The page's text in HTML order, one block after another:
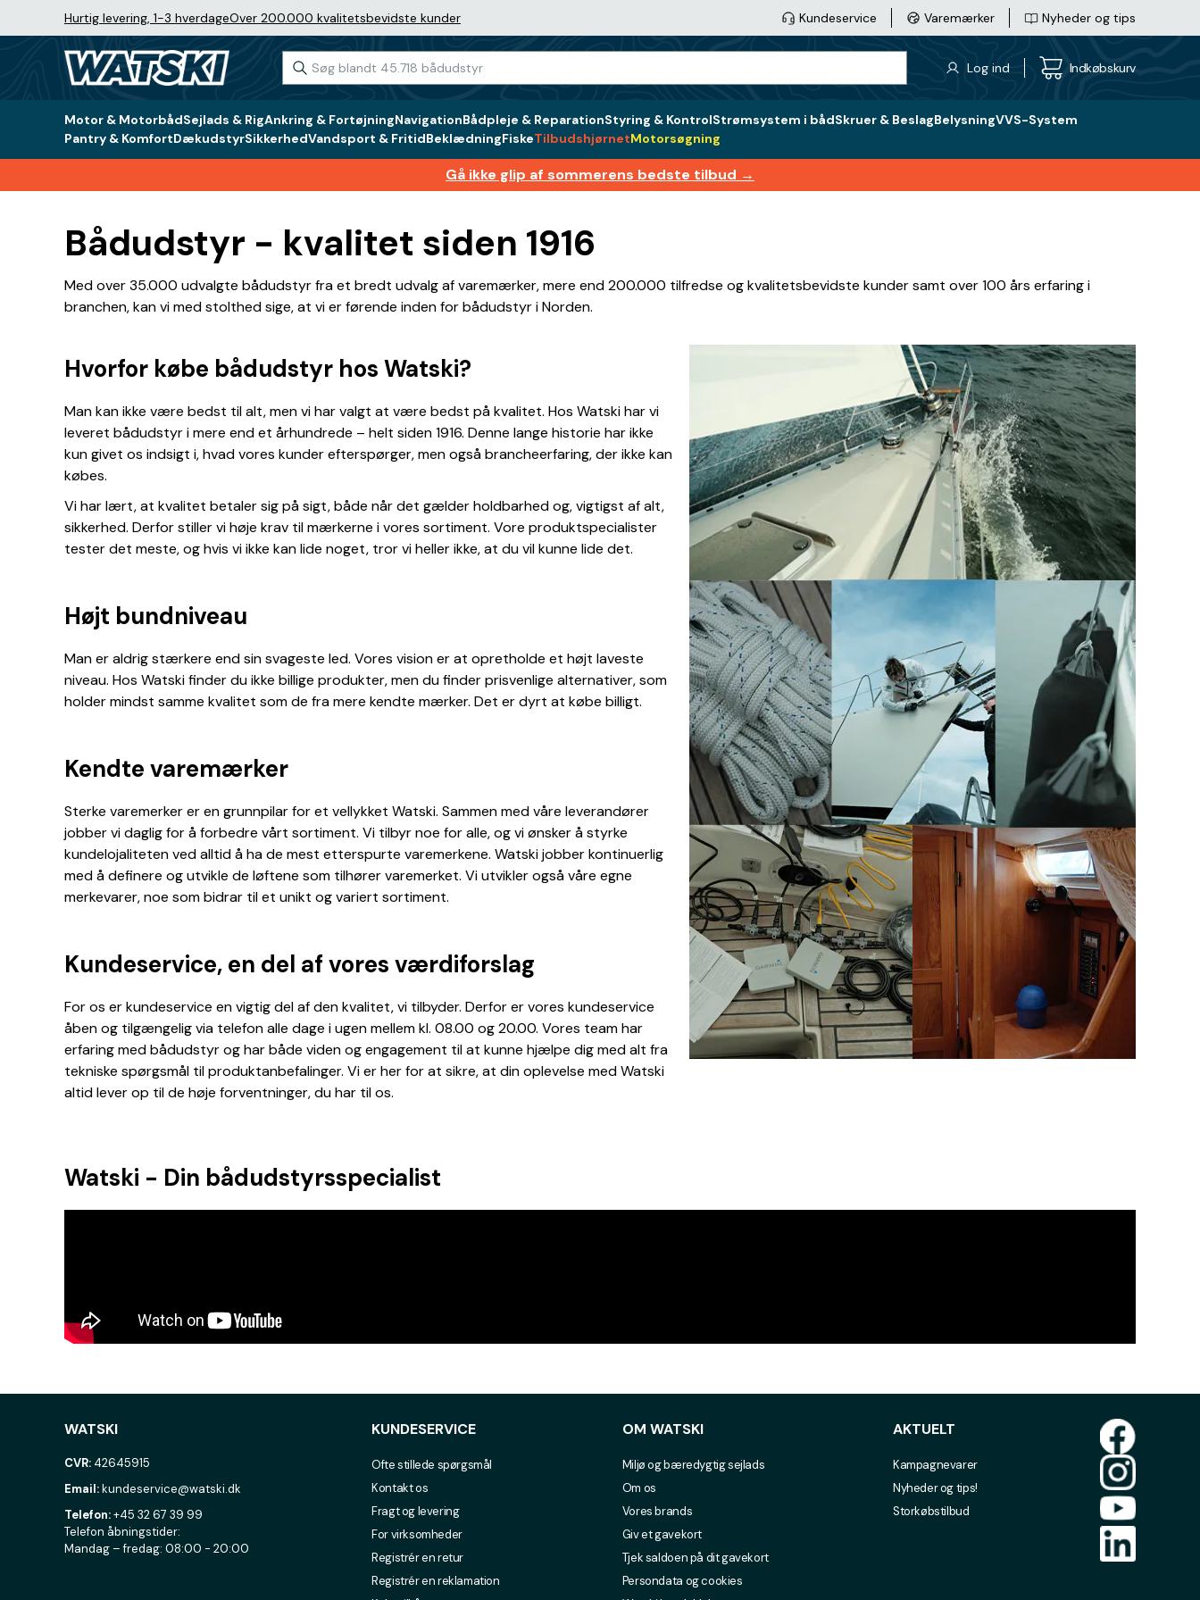
Hurtig levering, 1-3 hverdageOver 200.000 kvalitetsbevidste kunder Kundeservice Varemærker Nyheder og tips
Log ind Indkøbskurv
Motor & MotorbådSejlads & RigAnkring & FortøjningNavigationBådpleje & ReparationStyring & KontrolStrømsystem i bådSkruer & BeslagBelysningVVS-System
Pantry & KomfortDækudstyrSikkerhedVandsport & FritidBeklædningFiskeTilbudshjørnetMotorsøgning
Gå ikke glip af sommerens bedste tilbud →
Bådudstyr - kvalitet siden 1916
Med over 35.000 udvalgte bådudstyr fra et bredt udvalg af varemærker, mere end 200.000 tilfredse og kvalitetsbevidste kunder samt over 100 års erfaring i
branchen, kan vi med stolthed sige, at vi er førende inden for bådudstyr i Norden.
Hvorfor købe bådudstyr hos Watski?
Man kan ikke være bedst til alt, men vi har valgt at være bedst på kvalitet. Hos Watski har vi
leveret bådudstyr i mere end et århundrede – helt siden 1916. Denne lange historie har ikke
kun givet os indsigt i, hvad vores kunder efterspørger, men også brancheerfaring, der ikke kan
købes.
Vi har lært, at kvalitet betaler sig på sigt, både når det gælder holdbarhed og, vigtigst af alt,
sikkerhed. Derfor stiller vi høje krav til mærkerne i vores sortiment. Vore produktspecialister
tester det meste, og hvis vi ikke kan lide noget, tror vi heller ikke, at du vil kunne lide det.
Højt bundniveau
Man er aldrig stærkere end sin svageste led. Vores vision er at opretholde et højt laveste
niveau. Hos Watski finder du ikke billige produkter, men du finder prisvenlige alternativer, som
holder mindst samme kvalitet som de fra mere kendte mærker. Det er dyrt at købe billigt.
Kendte varemærker
Sterke varemerker er en grunnpilar for et vellykket Watski. Sammen med våre leverandører
jobber vi daglig for å forbedre vårt sortiment. Vi tilbyr noe for alle, og vi ønsker å styrke
kundelojaliteten ved alltid å ha de mest etterspurte varemerkene. Watski jobber kontinuerlig
med å definere og utvikle de løftene som tilhører varemerket. Vi utvikler også våre egne
merkevarer, noe som bidrar til et unikt og variert sortiment.
Kundeservice, en del af vores værdiforslag
For os er kundeservice en vigtig del af den kvalitet, vi tilbyder. Derfor er vores kundeservice
åben og tilgængelig via telefon alle dage i ugen mellem kl. 08.00 og 20.00. Vores team har
erfaring med bådudstyr og har både viden og engagement til at kunne hjælpe dig med alt fra
tekniske spørgsmål til produktanbefalinger. Vi er her for at sikre, at din oplevelse med Watski
altid lever op til de høje forventninger, du har til os.
Watski - Din bådudstyrsspecialist
WATSKI
CVR: 42645915
Email:kundeservice@watski.dk
Telefon:+45 32 67 39 99
Telefon åbningstider:
Mandag – fredag: 08:00 - 20:00
KUNDESERVICE
Ofte stillede spørgsmål
Kontakt os
Fragt og levering
For virksomheder
Registrér en retur
Registrér en reklamation
OM WATSKI
Miljø og bæredygtig sejlads
Om os
Vores brands
Giv et gavekort
Tjek saldoen på dit gavekort
Persondata og cookies
AKTUELT
Kampagnevarer
Nyheder og tips!
Storkøbstilbud